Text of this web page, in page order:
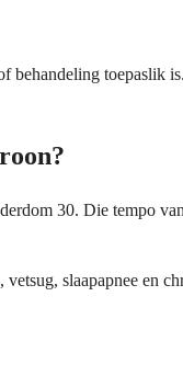
30. Die tempo
slaapapnee en